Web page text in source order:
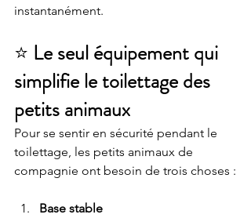
instantanément.
⭐ Le seul équipement qui
simplifie le toilettage des
petits animaux
Pour se sentir en sécurité pendant le
toilettage, les petits animaux de
compagnie ont besoin de trois choses :
Base stable